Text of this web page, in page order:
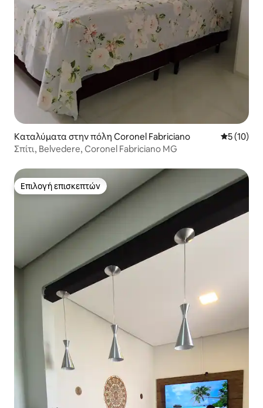
Καταλύματα στην πόλη Coronel Fabriciano Μέση
5 (10)
Σπίτι, Belvedere, Coronel Fabriciano MG
Επιλογή επισκεπτών
Επιλογή επισκεπτών